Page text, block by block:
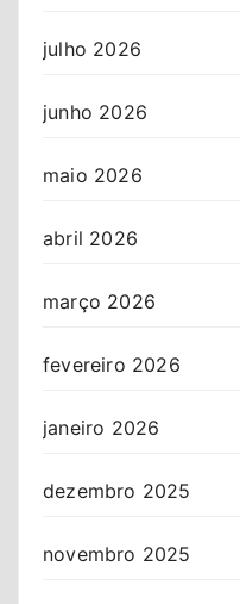
julho 2026
junho 2026
maio 2026
abril 2026
março 2026
fevereiro 2026
janeiro 2026
dezembro 2025
novembro 2025